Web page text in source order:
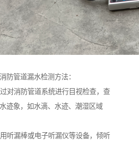
防管道漏水检测方法：
对消防管道系统进行目视检查，查
迹象，如水滴、水迹、潮湿区域
听漏棒或电子听漏仪等设备，倾听